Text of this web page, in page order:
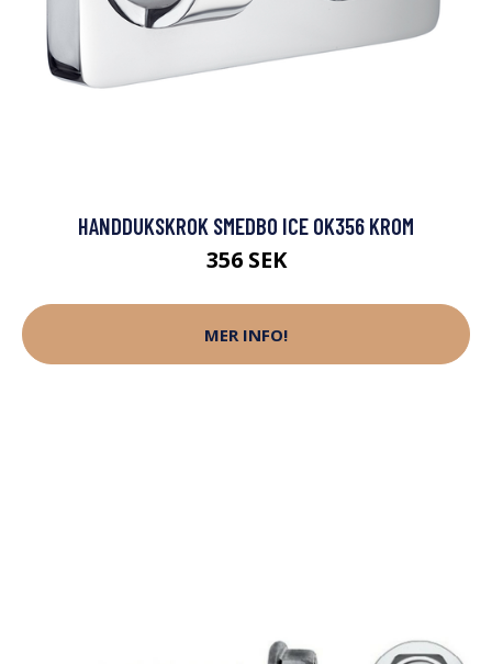
HANDDUKSKROK SMEDBO ICE OK356 KROM
356 SEK
MER INFO!